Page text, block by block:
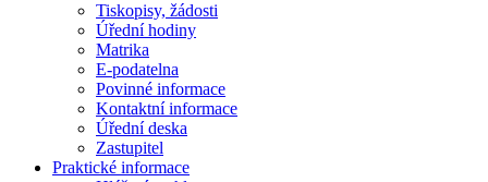
Tiskopisy, žádosti
Úřední hodiny
Matrika
E-podatelna
Povinné informace
Kontaktní informace
Úřední deska
Zastupitel
Praktické informace